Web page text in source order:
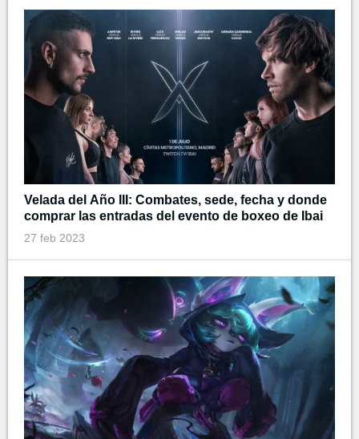
Velada del Año III: Combates, sede, fecha y donde
comprar las entradas del evento de boxeo de Ibai
27 feb 2023